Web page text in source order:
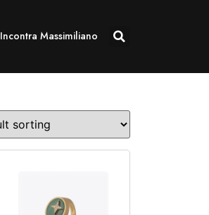
Incontra Massimiliano